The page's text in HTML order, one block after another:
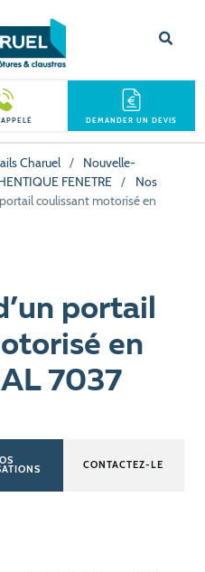
DEMANDER UN DEVIS
Charuel /
Nouvelle-
FENETRE /
Nos
coulissant motorisé en
portail
en
7037
CONTACTEZ-LE